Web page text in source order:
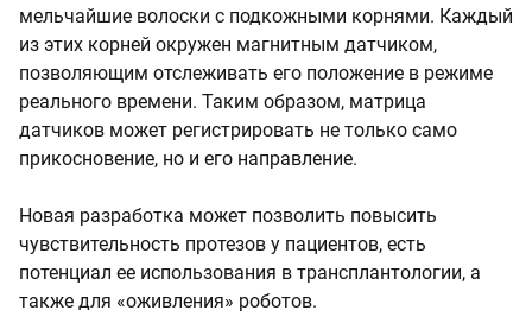
мельчайшие волоски с подкожными корнями. Каждый
из этих корней окружен магнитным датчиком,
позволяющим отслеживать его положение в режиме
реального времени. Таким образом, матрица
датчиков может регистрировать не только само
прикосновение, но и его направление.
Новая разработка может позволить повысить
чувствительность протезов у пациентов, есть
потенциал ее использования в трансплантологии, а
также для «оживления» роботов.